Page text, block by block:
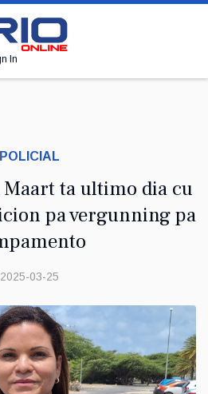
In
POLICIAL
ta ultimo dia cu
pa vergunning pa
2025-03-25